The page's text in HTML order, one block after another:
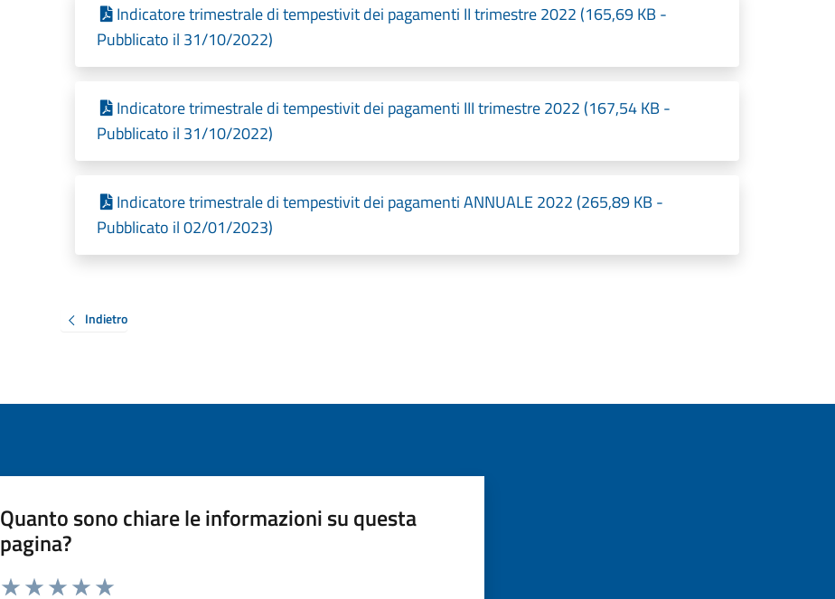
Indicatore trimestrale di tempestivit dei pagamenti II trimestre 2022 (165,69 KB -
Pubblicato il 31/10/2022)
Indicatore trimestrale di tempestivit dei pagamenti III trimestre 2022 (167,54 KB -
Pubblicato il 31/10/2022)
Indicatore trimestrale di tempestivit dei pagamenti ANNUALE 2022 (265,89 KB -
Pubblicato il 02/01/2023)
Indietro
Quanto sono chiare le informazioni su questa
pagina?
Valuta da 1 a 5 stelle la pagina